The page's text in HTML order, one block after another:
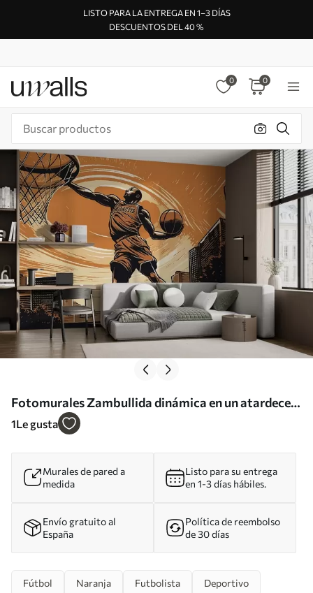
LISTO PARA LA ENTREGA EN 1–3 DÍAS
DESCUENTOS DEL 40 %
0 0
Fotomurales Zambullida dinámica en un atardecer
urbano Nr. u98692
1Le gusta
Murales de pared a
medida
Listo para su entrega
en 1-3 días hábiles.
Envío gratuito al
España
Política de reembolso
de 30 días
Fútbol Naranja Futbolista Deportivo